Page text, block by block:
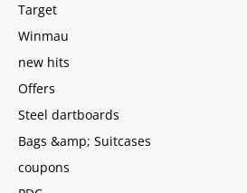
Target
Winmau
new hits
Offers
Steel dartboards
Bags &amp; Suitcases
coupons